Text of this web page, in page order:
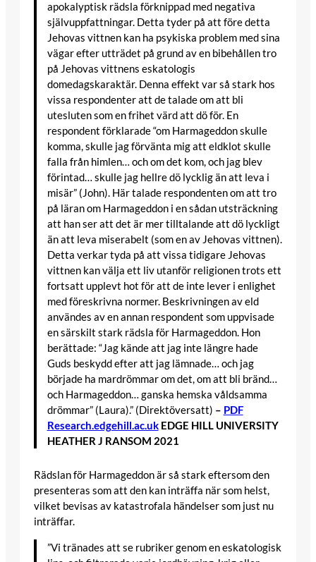
apokalyptisk rädsla förknippad med negativa
självuppfattningar. Detta tyder på att före detta
Jehovas vittnen kan ha psykiska problem med sina
vägar efter utträdet på grund av en bibehållen tro
på Jehovas vittnens eskatologis
domedagskaraktär. Denna effekt var så stark hos
vissa respondenter att de talade om att bli
utesluten som en frihet värd att dö för. En
respondent förklarade “om Harmageddon skulle
komma, skulle jag förvänta mig att eldklot skulle
falla från himlen… och om det kom, och jag blev
förintad… skulle jag hellre dö lycklig än att leva i
misär” (John). Här talade respondenten om att tro
på läran om Harmageddon i en sådan utsträckning
att han ser att det är mer tilltalande att dö lyckligt
än att leva miserabelt (som en av Jehovas vittnen).
Detta verkar tyda på att vissa tidigare Jehovas
vittnen kan välja ett liv utanför religionen trots ett
fortsatt upplevt hot för att de inte lever i enlighet
med föreskrivna normer. Beskrivningen av eld
användes av en annan respondent som uppvisade
en särskilt stark rädsla för Harmageddon. Hon
berättade: “Jag kände att jag inte längre hade
Guds beskydd efter att jag lämnade… och jag
började ha mardrömmar om det, om att bli bränd…
och Harmageddon… ganska hemska våldsamma
drömmar” (Laura).” (Direktöversatt) – PDF
Research.edgehill.ac.ukEDGE HILL UNIVERSITY
HEATHER J RANSOM 2021
Rädslan för Harmageddon är så stark eftersom den
presenteras som att den kan inträffa när som helst,
vilket bevisas av katastrofala händelser som just nu
inträffar.
”Vi tränades att se rubriker genom en eskatologisk